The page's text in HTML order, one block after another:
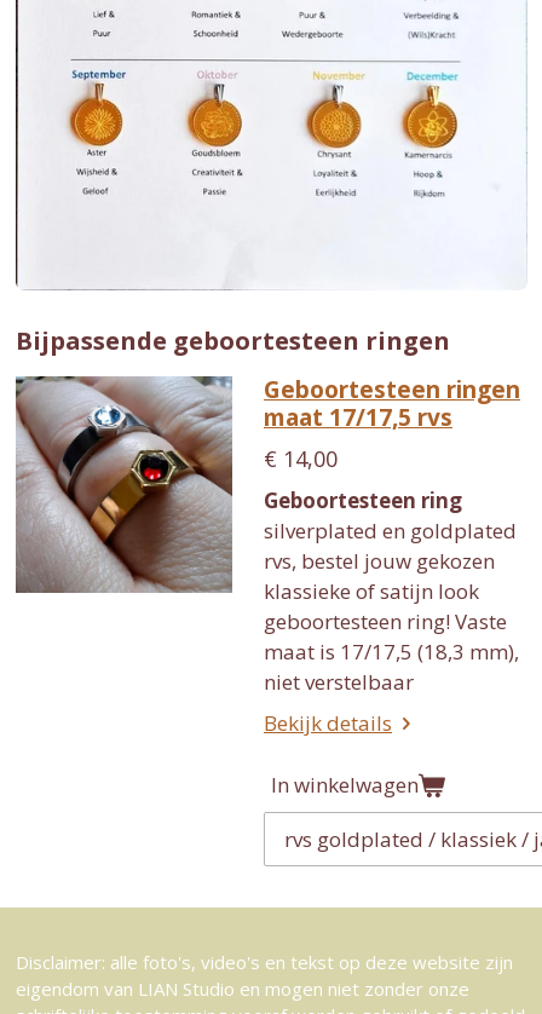
Bijpassende geboortesteen ringen
Geboortesteen ringen
maat 17/17,5 rvs
€ 14,00
Geboortesteen ring
silverplated en goldplated
rvs, bestel jouw gekozen
klassieke of satijn look
geboortesteen ring! Vaste
maat is 17/17,5 (18,3 mm),
niet verstelbaar
Bekijk details
In winkelwagen
Disclaimer: alle foto's, video's en tekst op deze website zijn
eigendom van LIAN Studio en mogen niet zonder onze